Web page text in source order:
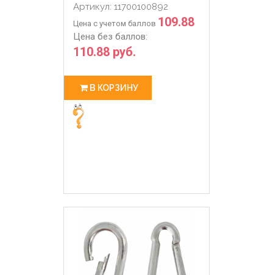
Артикул: 11700100892
Цена с учетом баллов 109.88
Цена без баллов:
110.88 руб.
В КОРЗИНУ